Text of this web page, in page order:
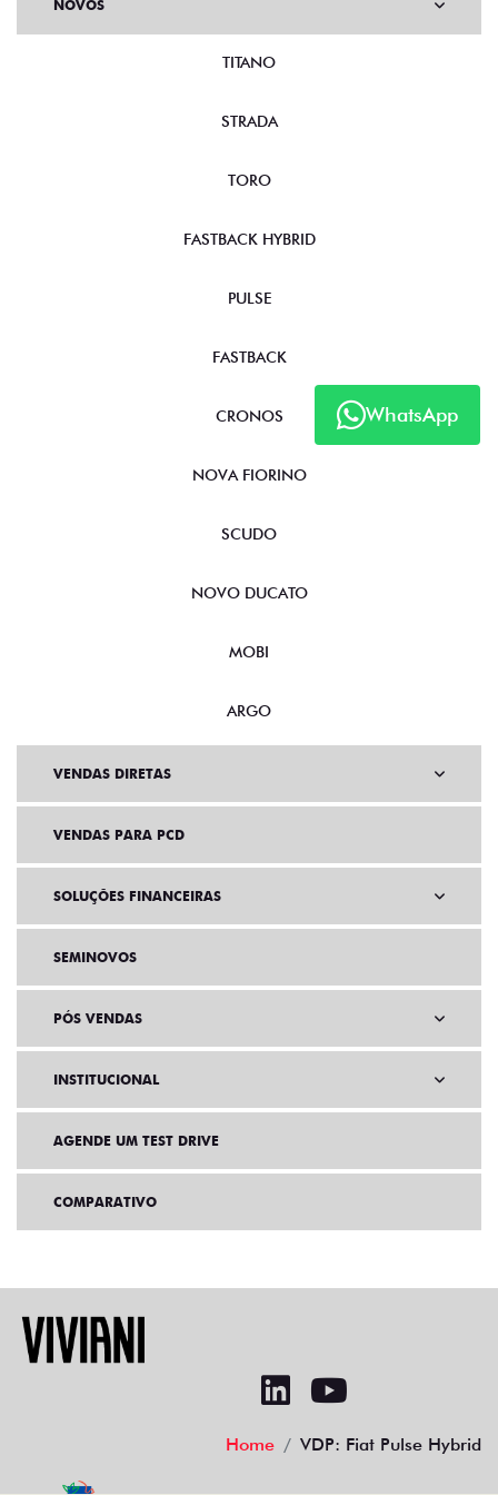
WhatsApp
NOVOS
TITANO
STRADA
TORO
FASTBACK HYBRID
PULSE
FASTBACK
CRONOS
NOVA FIORINO
SCUDO
NOVO DUCATO
MOBI
ARGO
VENDAS DIRETAS
VENDAS PARA PCD
SOLUÇÕES FINANCEIRAS
SEMINOVOS
PÓS VENDAS
INSTITUCIONAL
AGENDE UM TEST DRIVE
COMPARATIVO
Home VDP: Fiat Pulse Hybrid